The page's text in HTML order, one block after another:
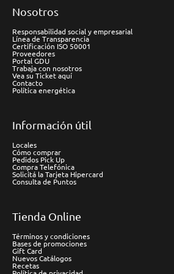
Nosotros
Responsabilidad social y empresarial
Línea de Transparencia
Certificación ISO 50001
Proveedores
Portal GDU
Trabaja con nosotros
Vea su Ticket aquí
Contacto
Política energética
Información útil
Locales
Cómo comprar
Pedidos Pick Up
Compra Telefónica
Solicitá la Tarjeta Hipercard
Consulta de Puntos
Tienda Online
Términos y condiciones
Bases de promociones
Gift Card
Nuevos Catálogos
Recetas